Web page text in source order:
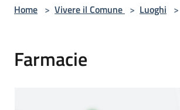
Home > Vivere il Comune > Luoghi >
Farmacie